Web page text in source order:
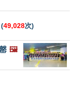
(49,028次)
🖼️